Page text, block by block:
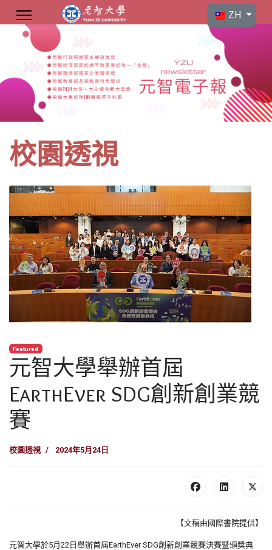
選擇你的語言
ZH
校園透視
Featured
元智大學舉辦首屆
EarthEver SDG創新創業競
賽
校園透視 2024年5月24日
【文稿由國際書院提供】
元智大學於5月22日舉辦首屆EarthEver SDG創新創業競賽決賽暨頒獎典